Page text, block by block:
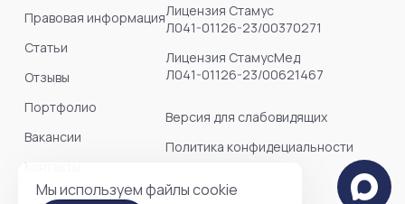
Мы используем файлы cookie
Правовая информация
Статьи
Отзывы
Портфолио
Вакансии
Контакты
Лицензия Стамус
Л041-01126-23/00370271
Лицензия СтамусМед
Л041-01126-23/00621467
Версия для слабовидящих
Политика конфидециальности